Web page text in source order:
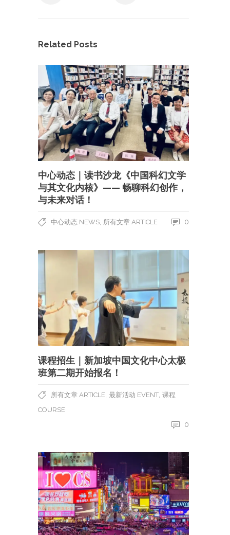
Related Posts
中心动态｜读书沙龙《中国科幻文学
与其文化内核》—— 畅聊科幻创作，
与未来对话！
中心动态 NEWS 所有文章 ARTICLE 0
课程招生｜新加坡中国文化中心太极
班第二期开始报名！
所有文章 ARTICLE 最新活动 EVENT 课程
COURSE
0